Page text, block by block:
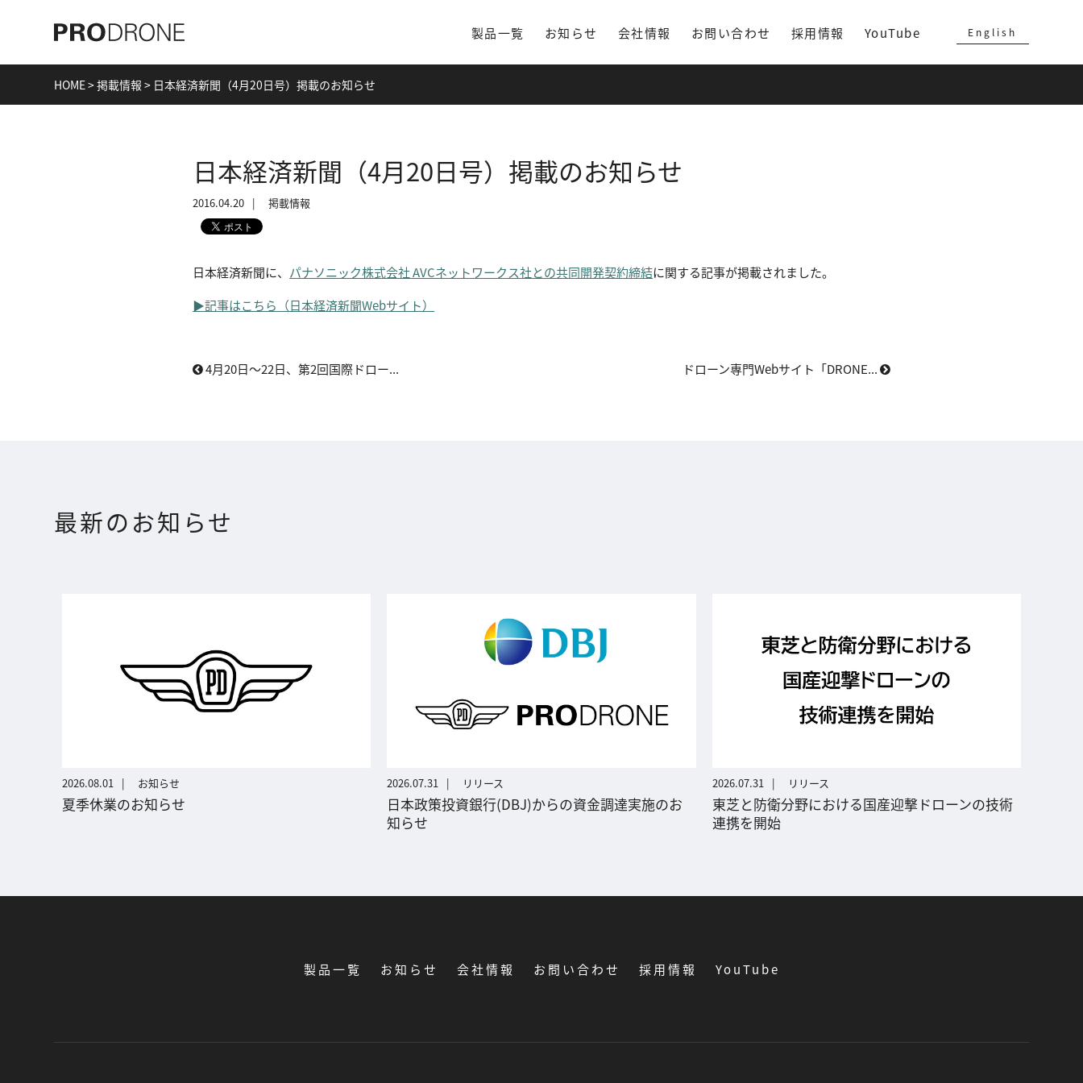
製品一覧 お知らせ 会社情報 お問い合わせ 採用情報 YouTube English
HOME>掲載情報 > 日本経済新聞（4月20日号）掲載のお知らせ
日本経済新聞（4月20日号）掲載のお知らせ
2016.04.20 掲載情報
日本経済新聞に、 パナソニック株式会社 AVCネットワークス社との共同開発契約締結に関する記事が掲載されました。
▶記事はこちら（日本経済新聞Webサイト）
4月20日～22日、第2回国際ドロー... ドローン専門Webサイト「DRONE...
最新のお知らせ
2026.08.01 お知らせ
夏季休業のお知らせ
2026.07.31 リリース
日本政策投資銀行(DBJ)からの資金調達実施のお
知らせ
2026.07.31 リリース
東芝と防衛分野における国産迎撃ドローンの技術
連携を開始
製品一覧 お知らせ 会社情報 お問い合わせ 採用情報 YouTube